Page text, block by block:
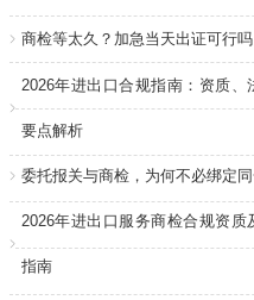
商检等太久？加急当天出证可行吗
2026年进出口合规指南：资质、
要点解析
委托报关与商检，为何不必绑定同
2026年进出口服务商检合规资质
指南